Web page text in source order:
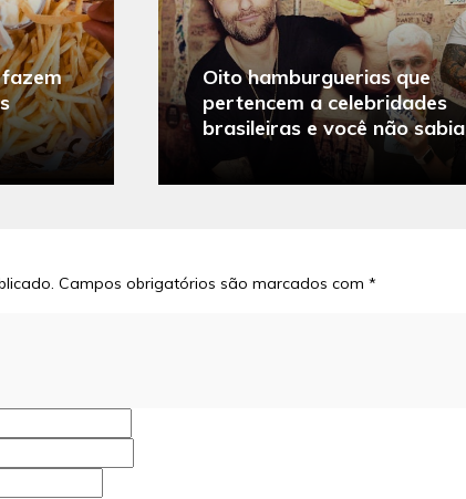
Oito hamburguerias que
pertencem a celebridades
brasileiras e você não sabia
Campos obrigatórios são marcados com *